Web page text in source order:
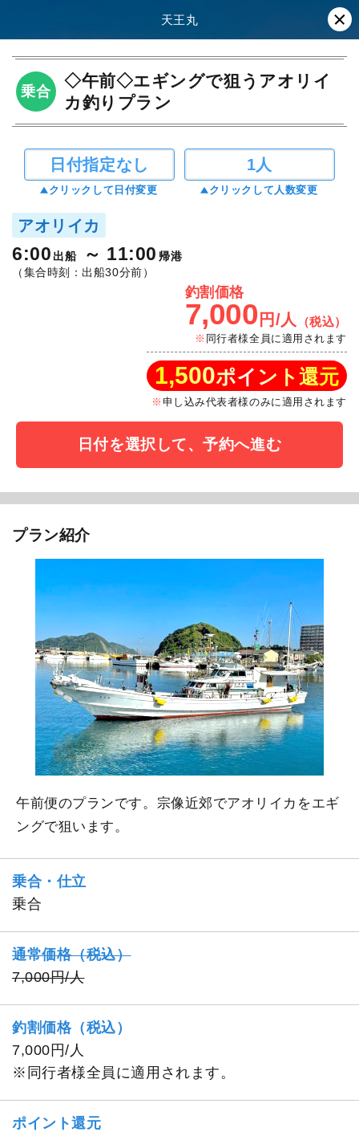
天王丸
乗合
◇午前◇エギングで狙うアオリイ
カ釣りプラン
日付指定なし
クリックして日付変更
1人
クリックして人数変更
アオリイカ
6:00 出船 11:00 帰港
（集合時刻：出船30分前）
釣割価格
7,000 円/人 （税込）
同行者様全員に適用されます
1,500ポイント還元
申し込み代表者様のみに適用されます
日付を選択して、予約へ進む
プラン紹介
午前便のプランです。宗像近郊でアオリイカをエギ
ングで狙います。
乗合・仕立
乗合
通常価格（税込）
7,000円/人
釣割価格（税込）
7,000円/人
※同行者様全員に適用されます。
ポイント還元